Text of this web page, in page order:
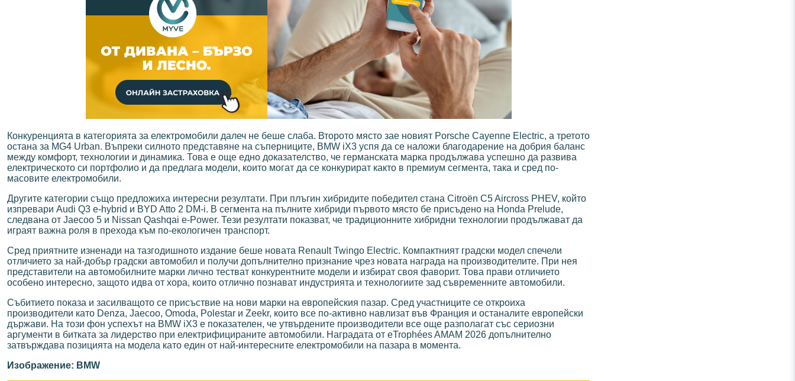
Конкуренцията в категорията за електромобили далеч не беше слаба. Второто място зае новият Porsche Cayenne Electric, а третото
остана за MG4 Urban. Въпреки силното представяне на съперниците, BMW iX3 успя да се наложи благодарение на добрия баланс
между комфорт, технологии и динамика. Това е още едно доказателство, че германската марка продължава успешно да развива
електрическото си портфолио и да предлага модели, които могат да се конкурират както в премиум сегмента, така и сред по-
масовите електромобили.
Другите категории също предложиха интересни резултати. При плъгин хибридите победител стана Citroën C5 Aircross PHEV, който
изпревари Audi Q3 e-hybrid и BYD Atto 2 DM-i. В сегмента на пълните хибриди първото място бе присъдено на Honda Prelude,
следвана от Jaecoo 5 и Nissan Qashqai e-Power. Тези резултати показват, че традиционните хибридни технологии продължават да
играят важна роля в прехода към по-екологичен транспорт.
Сред приятните изненади на тазгодишното издание беше новата Renault Twingo Electric. Компактният градски модел спечели
отличието за най-добър градски автомобил и получи допълнително признание чрез новата награда на производителите. При нея
представители на автомобилните марки лично тестват конкурентните модели и избират своя фаворит. Това прави отличието
особено интересно, защото идва от хора, които отлично познават индустрията и технологиите зад съвременните автомобили.
Събитието показа и засилващото се присъствие на нови марки на европейския пазар. Сред участниците се откроиха
производители като Denza, Jaecoo, Omoda, Polestar и Zeekr, които все по-активно навлизат във Франция и останалите европейски
държави. На този фон успехът на BMW iX3 е показателен, че утвърдените производители все още разполагат със сериозни
аргументи в битката за лидерство при електрифицираните автомобили. Наградата от eTrophées AMAM 2026 допълнително
затвърждава позицията на модела като един от най-интересните електромобили на пазара в момента.
Изображение: BMW